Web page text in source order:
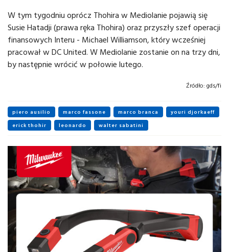
W tym tygodniu oprócz Thohira w Mediolanie pojawią się
Susie Hatadji (prawa ręka Thohira) oraz przyszły szef operacji
finansowych Interu - Michael Williamson, który wcześniej
pracował w DC United. W Mediolanie zostanie on na trzy dni,
by następnie wrócić w połowie lutego.
Źródło: gds/fi
piero ausilio marco fassone marco branca
youri djorkaeff
erick thohir
leonardo walter sabatini